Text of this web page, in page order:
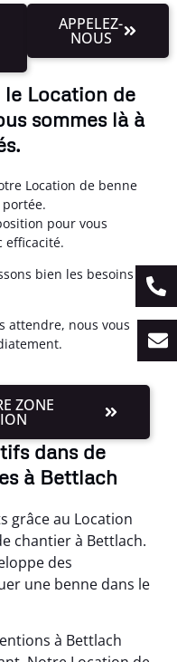
APPELEZ-
NOUS
Location de
sommes là à
Location de benne
pour vous
efficacité.
bien les besoins
attendre, nous vous
ZONE
dans de
à Bettlach
grâce au Location
chantier à Bettlach.
des
une benne dans le
à Bettlach